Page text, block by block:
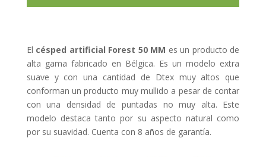
El césped artificial Forest 50 MM es un producto de
alta gama fabricado en Bélgica. Es un modelo extra
suave y con una cantidad de Dtex muy altos que
conforman un producto muy mullido a pesar de contar
con una densidad de puntadas no muy alta. Este
modelo destaca tanto por su aspecto natural como
por su suavidad. Cuenta con 8 años de garantía.